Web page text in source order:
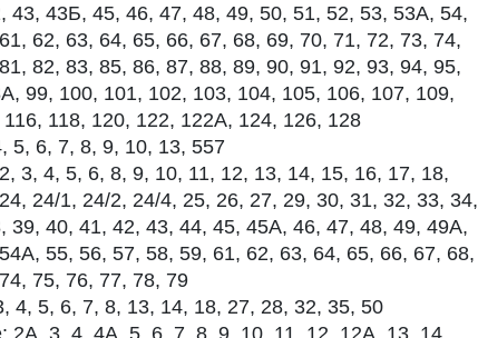
43, 43Б, 45, 46, 47, 48, 49, 50, 51, 52, 53, 53А, 54,
62, 63, 64, 65, 66, 67, 68, 69, 70, 71, 72, 73, 74,
82, 83, 85, 86, 87, 88, 89, 90, 91, 92, 93, 94, 95,
99, 100, 101, 102, 103, 104, 105, 106, 107, 109,
116, 118, 120, 122, 122А, 124, 126, 128
5, 6, 7, 8, 9, 10, 13, 557
3, 4, 5, 6, 8, 9, 10, 11, 12, 13, 14, 15, 16, 17, 18,
24/1, 24/2, 24/4, 25, 26, 27, 29, 30, 31, 32, 33, 34,
39, 40, 41, 42, 43, 44, 45, 45А, 46, 47, 48, 49, 49А,
55, 56, 57, 58, 59, 61, 62, 63, 64, 65, 66, 67, 68,
75, 76, 77, 78, 79
4, 5, 6, 7, 8, 13, 14, 18, 27, 28, 32, 35, 50